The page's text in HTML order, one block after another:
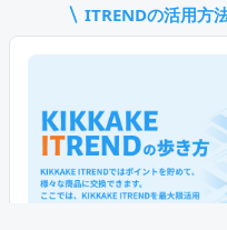
ITRENDの活用方